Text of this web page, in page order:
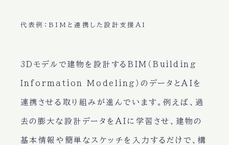
代表例：BIMと連携した設計支援AI
3Dモデルで建物を設計するBIM（Building
Information Modeling）のデータとAIを
連携させる取り組みが進んでいます。例えば、過
去の膨大な設計データをAIに学習させ、建物の
基本情報や簡単なスケッチを入力するだけで、構